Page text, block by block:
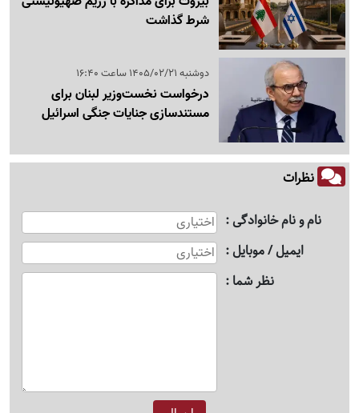
شرط گذاشت
دوشنبه 1405/02/21 ساعت 16:40
درخواست نخست‌وزیر لبنان برای
مستندسازی جنایات جنگی اسرائیل
نظرات
نام و نام خانوادگی
ایمیل / موبایل
نظر شما